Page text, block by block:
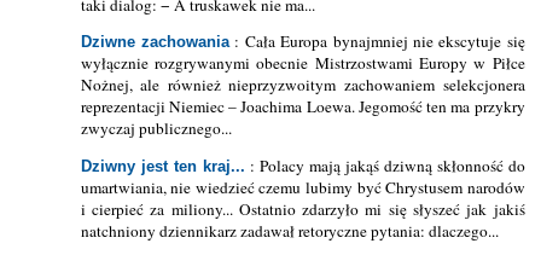
taki dialog: − A truskawek nie ma...
Dziwne zachowania: Cała Europa bynajmniej nie ekscytuje się
wyłącznie rozgrywanymi obecnie Mistrzostwami Europy w Piłce
Nożnej, ale również nieprzyzwoitym zachowaniem selekcjonera
reprezentacji Niemiec – Joachima Loewa. Jegomość ten ma przykry
zwyczaj publicznego...
Dziwny jest ten kraj... : Polacy mają jakąś dziwną skłonność do
umartwiania, nie wiedzieć czemu lubimy być Chrystusem narodów
i cierpieć za miliony... Ostatnio zdarzyło mi się słyszeć jak jakiś
natchniony dziennikarz zadawał retoryczne pytania: dlaczego...